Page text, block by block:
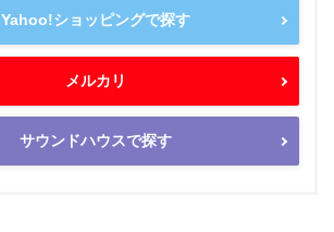
Yahoo!ショッピングで探す
メルカリ
サウンドハウスで探す